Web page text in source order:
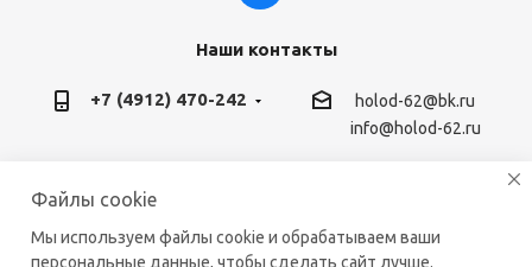
Наши контакты
+7 (4912) 470-242
holod-62@bk.ru
info@holod-62.ru
Файлы cookie
Мы используем файлы cookie и обрабатываем ваши
персональные данные, чтобы сделать сайт лучше.